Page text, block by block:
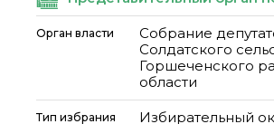
Орган власти
Собрание
Солдатского
Горшеченского
области
Тип избрания Избирательный